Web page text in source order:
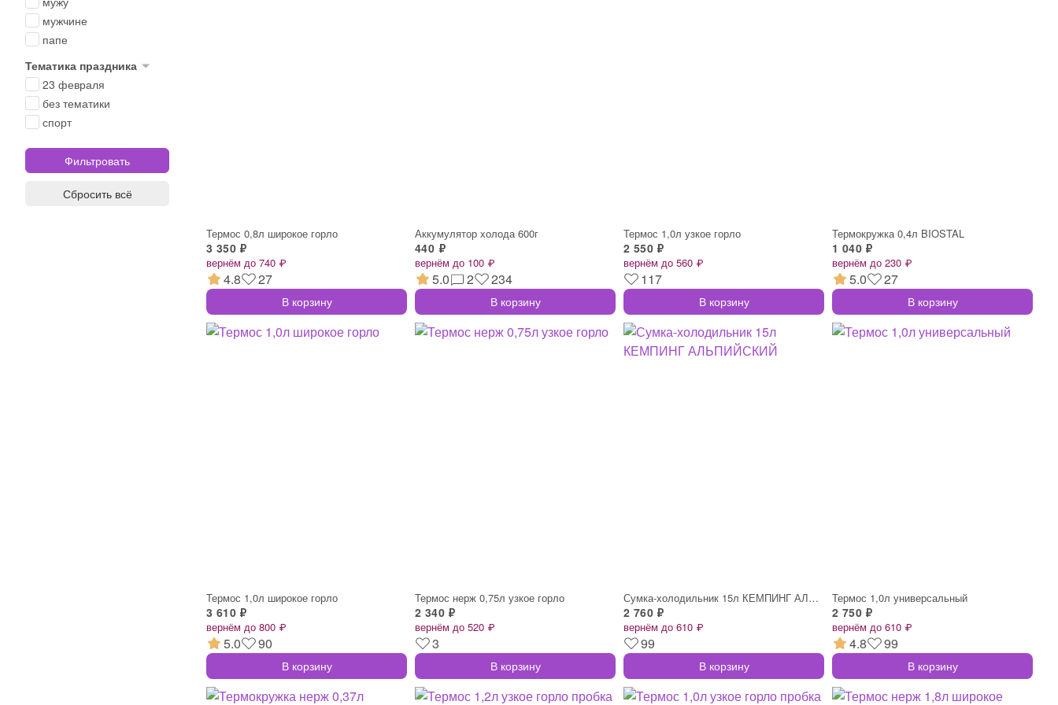
мужчине
папе
Тематика праздника
23 февраля
без тематики
спорт
Сбросить всё
Термос 0,8л широкое горло
3 350 ₽
вернём до 740 ₽
4.8 27
В корзину
Аккумулятор холода 600г
440 ₽
вернём до 100 ₽
5.0 2 234
В корзину
Термос 1,0л узкое горло
2 550 ₽
вернём до 560 ₽
117
В корзину
Термокружка 0,4л BIOSTAL
1 040 ₽
вернём до 230 ₽
5.0 27
В корзину
Термос 1,0л широкое горло
3 610 ₽
вернём до 800 ₽
5.0 90
В корзину
Термос нерж 0,75л узкое горло
2 340 ₽
вернём до 520 ₽
3
В корзину
Сумка-холодильник 15л КЕМПИНГ АЛЬПИЙСКИЙ
2 760 ₽
вернём до 610 ₽
99
В корзину
Термос 1,0л универсальный
2 750 ₽
вернём до 610 ₽
4.8 99
В корзину